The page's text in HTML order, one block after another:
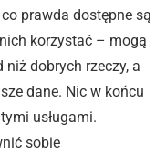
prawda dostępne są
korzystać – mogą
dobrych rzeczy, a
dane. Nic w końcu
usługami.
sobie